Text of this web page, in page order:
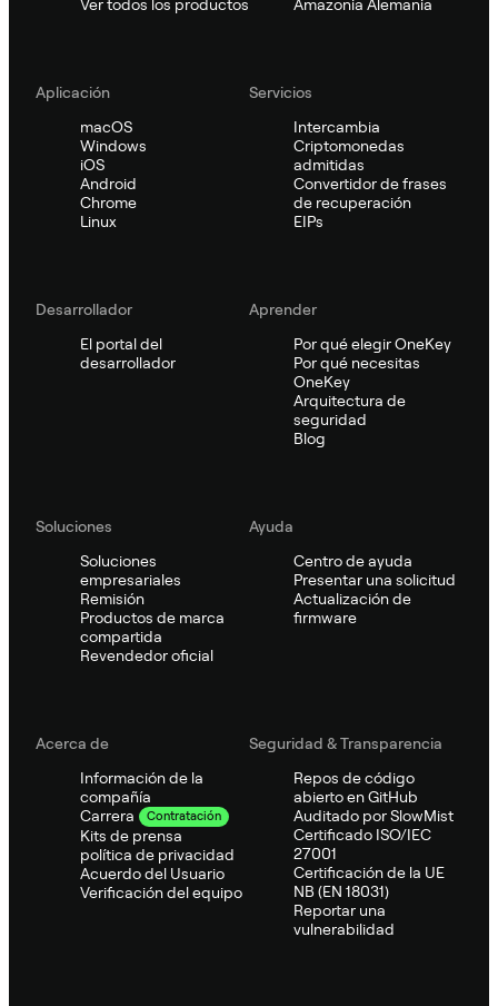
Ver todos los productos Amazonia Alemania
Aplicación
macOS
Windows
iOS
Android
Chrome
Linux
Servicios
Intercambia
Criptomonedas
admitidas
Convertidor de frases
de recuperación
EIPs
Desarrollador
El portal del
desarrollador
Aprender
Por qué elegir OneKey
Por qué necesitas
OneKey
Arquitectura de
seguridad
Blog
Soluciones
Soluciones
empresariales
Remisión
Productos de marca
compartida
Revendedor oficial
Ayuda
Centro de ayuda
Presentar una solicitud
Actualización de
firmware
Acerca de
Información de la
compañía
Carrera
Contratación
Kits de prensa
política de privacidad
Acuerdo del Usuario
Verificación del equipo
Seguridad & Transparencia
Repos de código
abierto en GitHub
Auditado por SlowMist
Certificado ISO/IEC
27001
Certificación de la UE
NB (EN 18031)
Reportar una
vulnerabilidad